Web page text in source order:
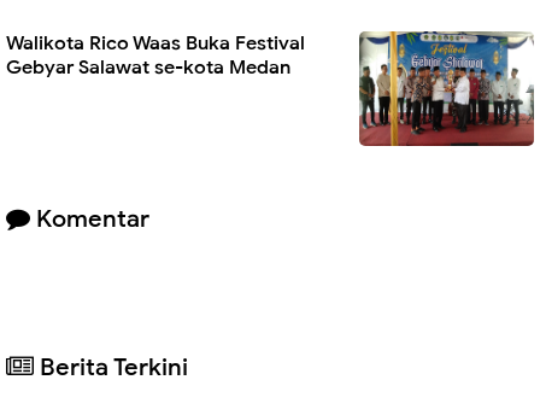
Walikota Rico Waas Buka Festival
Gebyar Salawat se-kota Medan
Komentar
Berita Terkini